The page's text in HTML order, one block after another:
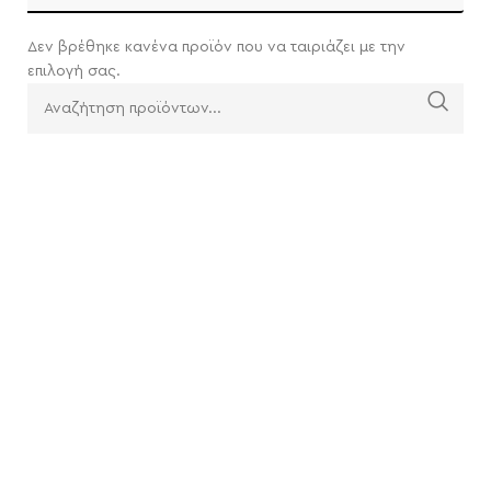
Δεν βρέθηκε κανένα προϊόν που να ταιριάζει με την
επιλογή σας.